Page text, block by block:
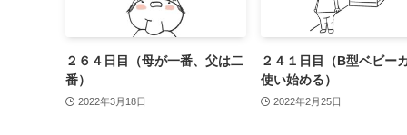
２６４日目（母が一番、父は二
番）
2022年3月18日
２４１日目（B型ベビー
使い始める）
2022年2月25日